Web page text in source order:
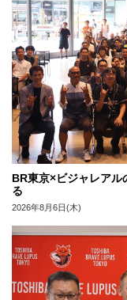
BR東京×ビジャレアル
る
2026年8月6日(木)